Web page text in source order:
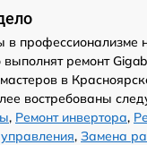
в профессионализме
выполнят ремонт
в
востребованы
, Ремонт инвертора,
, Замена